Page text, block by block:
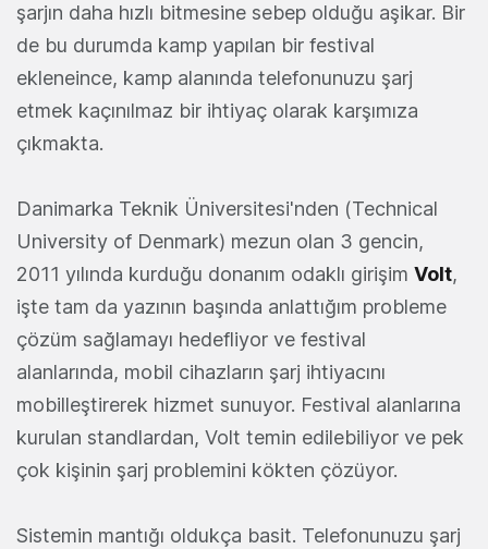
şarjın daha hızlı bitmesine sebep olduğu aşikar. Bir
de bu durumda kamp yapılan bir festival
ekleneince, kamp alanında telefonunuzu şarj
etmek kaçınılmaz bir ihtiyaç olarak karşımıza
çıkmakta.
Danimarka Teknik Üniversitesi'nden (Technical
University of Denmark) mezun olan 3 gencin,
2011 yılında kurduğu donanım odaklı girişim Volt,
işte tam da yazının başında anlattığım probleme
çözüm sağlamayı hedefliyor ve festival
alanlarında, mobil cihazların şarj ihtiyacını
mobilleştirerek hizmet sunuyor. Festival alanlarına
kurulan standlardan, Volt temin edilebiliyor ve pek
çok kişinin şarj problemini kökten çözüyor.
Sistemin mantığı oldukça basit. Telefonunuzu şarj